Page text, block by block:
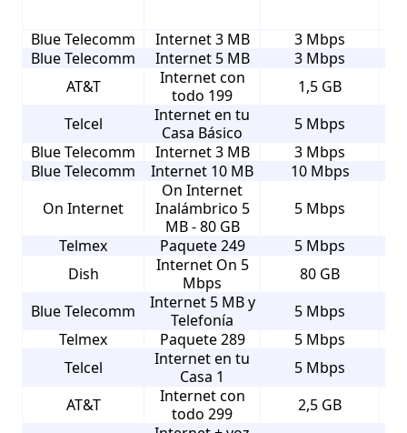
Blue Telecomm Internet 3 MB
3 Mbps
Blue Telecomm
Internet 5 MB
3 Mbps
AT&T
Internet con
todo 199
1,5 GB
Telcel
Internet en tu
Casa Básico
5 Mbps
Blue Telecomm
Internet 3 MB
3 Mbps
Blue Telecomm
Internet 10 MB
10 Mbps
On Internet
On Internet
Inalámbrico 5
MB - 80 GB
5 Mbps
Telmex
Paquete 249
5 Mbps
Dish
Internet On 5
Mbps
80 GB
Blue Telecomm
Internet 5 MB y
Telefonía
5 Mbps
Telmex
Paquete 289
5 Mbps
Telcel
Internet en tu
Casa 1
5 Mbps
AT&T
Internet con
todo 299
2,5 GB